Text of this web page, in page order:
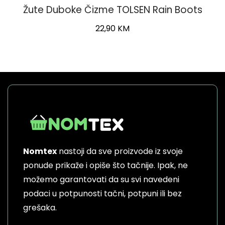
Žute Duboke Čizme TOLSEN Rain Boots
22,90 KM
options
may
chosen
on
the
product
page
Nomtex nastoji da sve proizvode iz svoje
ponude prikaže i opiše što tačnije. Ipak, ne
možemo garantovati da su svi navedeni
podaci u potpunosti tačni, potpuni ili bez
grešaka.